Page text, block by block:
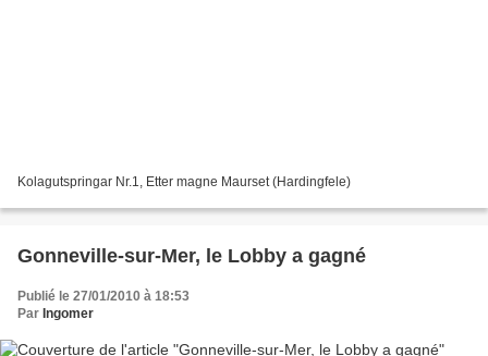
Kolagutspringar Nr.1, Etter magne Maurset (Hardingfele)
Gonneville-sur-Mer, le Lobby a gagné
Publié le 27/01/2010 à 18:53
Par Ingomer